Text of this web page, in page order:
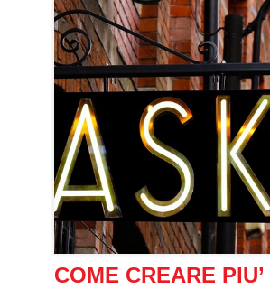
COME CREARE PIU’